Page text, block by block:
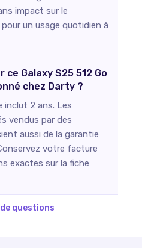
impact sur le
un usage quotidien à
Galaxy S25 512 Go
chez Darty ?
inclut 2 ans. Les
vendus par des
aussi de la garantie
votre facture
exactes sur la fiche
questions